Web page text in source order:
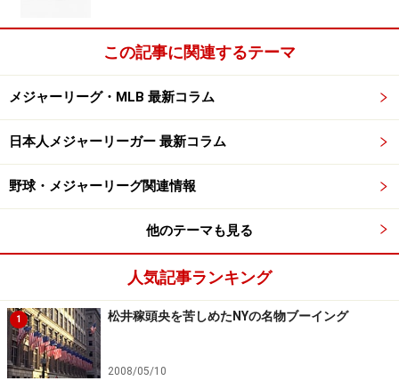
この記事に関連するテーマ
メジャーリーグ・MLB 最新コラム
日本人メジャーリーガー 最新コラム
野球・メジャーリーグ関連情報
他のテーマも見る
人気記事ランキング
1 松井稼頭央を苦しめたNYの名物ブーイング
2008/05/10